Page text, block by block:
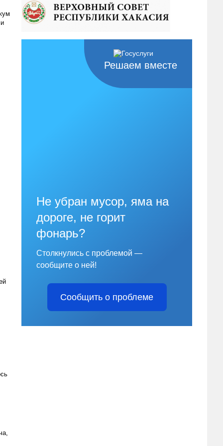
Решаем вместе
Не убран мусор, яма на
дороге, не горит
фонарь?
Столкнулись с проблемой —
сообщите о ней!
Сообщить о проблеме